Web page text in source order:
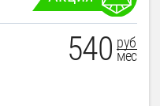
540 руб
мес